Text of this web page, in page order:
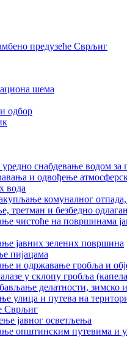
предузеће Сврљиг
шема
одбор
уредно снабдевање водом за
и одвођење
вода
комуналног
третман и безбедно
чистоће на површинама
јавних зелених површина
пијацама
и одржавање гробља и
у склопу гробља
делатности, зимско
улица и путева на
Сврљиг
јавног осветљења
општинским путевима и